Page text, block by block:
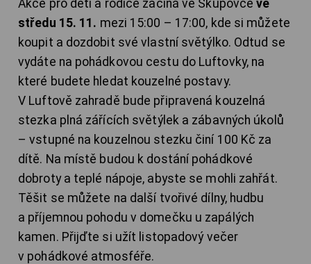
Akce pro děti a rodiče začíná ve Skupovceve
středu 15. 11. mezi 15:00 – 17:00, kde si můžete
koupit a dozdobit své vlastní světýlko. Odtud se
vydáte na pohádkovou cestu do Luftovky, na
které budete hledat kouzelné postavy.
V Luftově zahradě bude připravená kouzelná
stezka plná zářících světýlek a zábavných úkolů
– vstupné na kouzelnou stezku činí 100 Kč za
dítě. Na místě budou k dostání pohádkové
dobroty a teplé nápoje, abyste se mohli zahřát.
Těšit se můžete na další tvořivé dílny, hudbu
a příjemnou pohodu v domečku u zapálých
kamen. Přijďte si užít listopadový večer
v pohádkové atmosféře.